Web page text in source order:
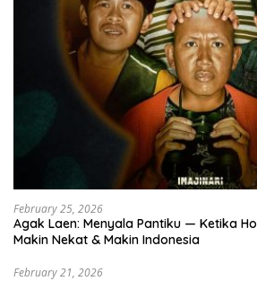
February 25, 2026
Agak Laen: Menyala Pantiku — Ketika
Makin Nekat & Makin Indonesia
February 21, 2026